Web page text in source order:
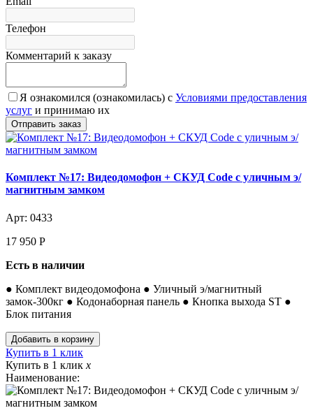
Телефон
Комментарий к заказу
Я ознакомился (ознакомилась) с Условиями предоставления
услуг и принимаю их
Комплект №17: Видеодомофон + СКУД Code с уличным э/
магнитным замком
Арт: 0433
17 950 Р
Есть в наличии
● Комплект видеодомофона ● Уличный э/магнитный
замок-300кг ● Кодонаборная панель ● Кнопка выхода ST ●
Блок питания
Купить в 1 клик
Купить в 1 клик x
Наименование: